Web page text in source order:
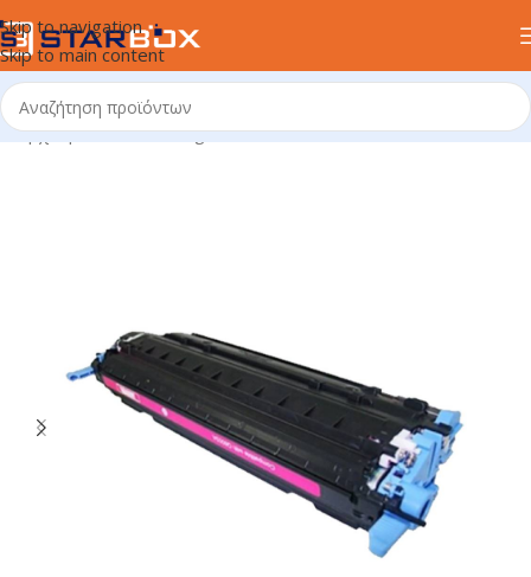
Skip to navigation
Skip to main content
Αρχική σελίδα/uncategorized